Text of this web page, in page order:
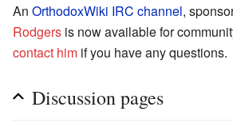
An OrthodoxWiki IRC channel,
Rodgers is now available for
contact him if you have any questions.
Discussion pages